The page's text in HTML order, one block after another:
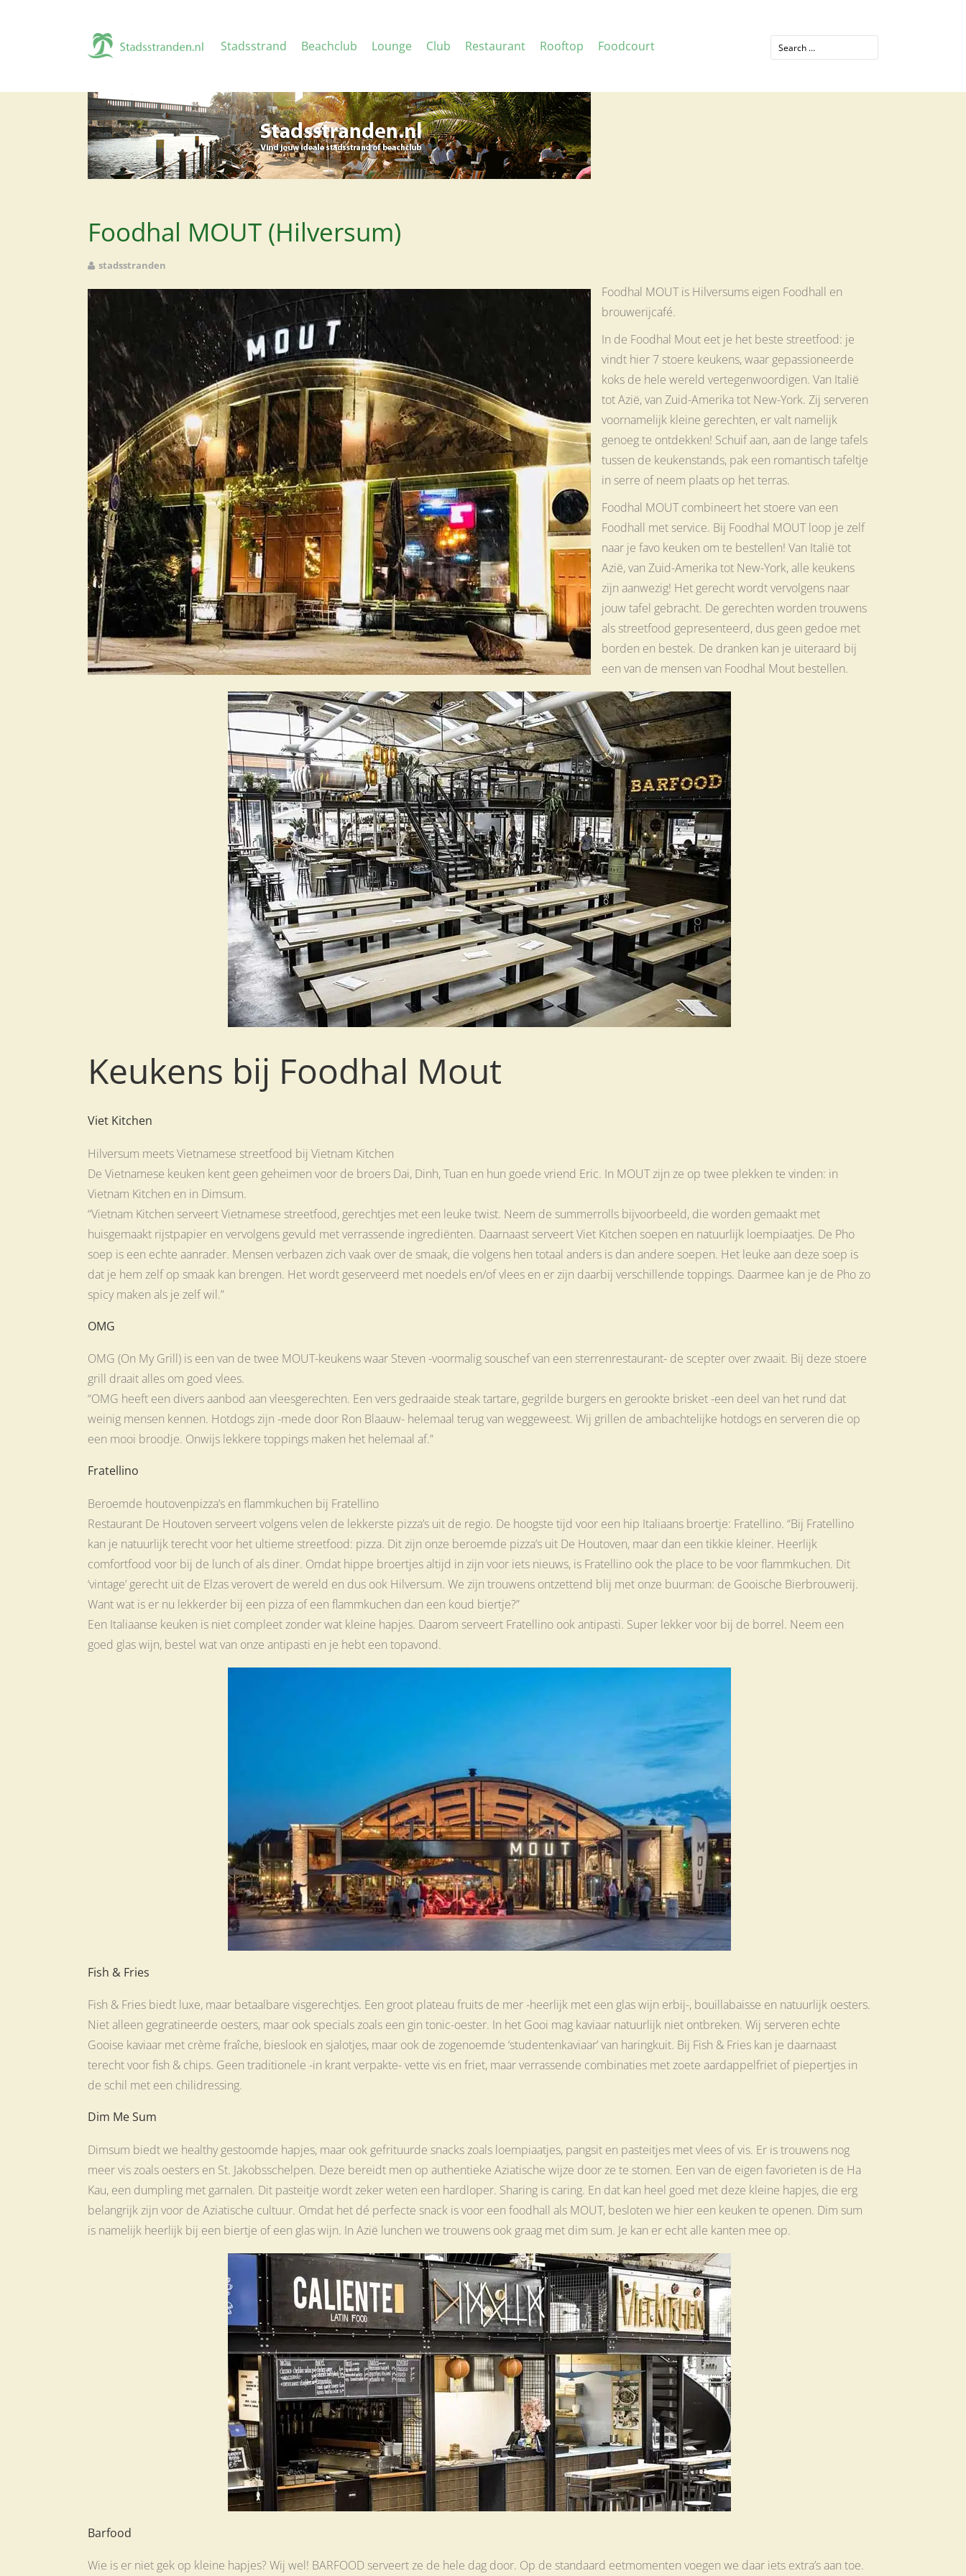
Stadsstrand Beachclub Lounge Club Restaurant Rooftop Foodcourt
Foodhal MOUT (Hilversum)
stadsstranden
Foodhal MOUT is Hilversums eigen Foodhall en
brouwerijcafé.
In de Foodhal Mout eet je het beste streetfood: je
vindt hier 7 stoere keukens, waar gepassioneerde
koks de hele wereld vertegenwoordigen. Van Italië
tot Azië, van Zuid-Amerika tot New-York. Zij serveren
voornamelijk kleine gerechten, er valt namelijk
genoeg te ontdekken! Schuif aan, aan de lange tafels
tussen de keukenstands, pak een romantisch tafeltje
in serre of neem plaats op het terras.
Foodhal MOUT combineert het stoere van een
Foodhall met service. Bij Foodhal MOUT loop je zelf
naar je favo keuken om te bestellen! Van Italië tot
Azië, van Zuid-Amerika tot New-York, alle keukens
zijn aanwezig! Het gerecht wordt vervolgens naar
jouw tafel gebracht. De gerechten worden trouwens
als streetfood gepresenteerd, dus geen gedoe met
borden en bestek. De dranken kan je uiteraard bij
een van de mensen van Foodhal Mout bestellen.
Keukens bij Foodhal Mout
Viet Kitchen
Hilversum meets Vietnamese streetfood bij Vietnam Kitchen
De Vietnamese keuken kent geen geheimen voor de broers Dai, Dinh, Tuan en hun goede vriend Eric. In MOUT zijn ze op twee plekken te vinden: in
Vietnam Kitchen en in Dimsum.
“Vietnam Kitchen serveert Vietnamese streetfood, gerechtjes met een leuke twist. Neem de summerrolls bijvoorbeeld, die worden gemaakt met
huisgemaakt rijstpapier en vervolgens gevuld met verrassende ingrediënten. Daarnaast serveert Viet Kitchen soepen en natuurlijk loempiaatjes. De Pho
soep is een echte aanrader. Mensen verbazen zich vaak over de smaak, die volgens hen totaal anders is dan andere soepen. Het leuke aan deze soep is
dat je hem zelf op smaak kan brengen. Het wordt geserveerd met noedels en/of vlees en er zijn daarbij verschillende toppings. Daarmee kan je de Pho zo
spicy maken als je zelf wil.”
OMG
OMG (On My Grill) is een van de twee MOUT-keukens waar Steven -voormalig souschef van een sterrenrestaurant- de scepter over zwaait. Bij deze stoere
grill draait alles om goed vlees.
“OMG heeft een divers aanbod aan vleesgerechten. Een vers gedraaide steak tartare, gegrilde burgers en gerookte brisket -een deel van het rund dat
weinig mensen kennen. Hotdogs zijn -mede door Ron Blaauw- helemaal terug van weggeweest. Wij grillen de ambachtelijke hotdogs en serveren die op
een mooi broodje. Onwijs lekkere toppings maken het helemaal af.”
Fratellino
Beroemde houtovenpizza’s en flammkuchen bij Fratellino
Restaurant De Houtoven serveert volgens velen de lekkerste pizza’s uit de regio. De hoogste tijd voor een hip Italiaans broertje: Fratellino. “Bij Fratellino
kan je natuurlijk terecht voor het ultieme streetfood: pizza. Dit zijn onze beroemde pizza’s uit De Houtoven, maar dan een tikkie kleiner. Heerlijk
comfortfood voor bij de lunch of als diner. Omdat hippe broertjes altijd in zijn voor iets nieuws, is Fratellino ook the place to be voor flammkuchen. Dit
‘vintage’ gerecht uit de Elzas verovert de wereld en dus ook Hilversum. We zijn trouwens ontzettend blij met onze buurman: de Gooische Bierbrouwerij.
Want wat is er nu lekkerder bij een pizza of een flammkuchen dan een koud biertje?”
Een Italiaanse keuken is niet compleet zonder wat kleine hapjes. Daarom serveert Fratellino ook antipasti. Super lekker voor bij de borrel. Neem een
goed glas wijn, bestel wat van onze antipasti en je hebt een topavond.
Fish & Fries
Fish & Fries biedt luxe, maar betaalbare visgerechtjes. Een groot plateau fruits de mer -heerlijk met een glas wijn erbij-, bouillabaisse en natuurlijk oesters.
Niet alleen gegratineerde oesters, maar ook specials zoals een gin tonic-oester. In het Gooi mag kaviaar natuurlijk niet ontbreken. Wij serveren echte
Gooise kaviaar met crème fraîche, bieslook en sjalotjes, maar ook de zogenoemde ‘studentenkaviaar’ van haringkuit. Bij Fish & Fries kan je daarnaast
terecht voor fish & chips. Geen traditionele -in krant verpakte- vette vis en friet, maar verrassende combinaties met zoete aardappelfriet of piepertjes in
de schil met een chilidressing.
Dim Me Sum
Dimsum biedt we healthy gestoomde hapjes, maar ook gefrituurde snacks zoals loempiaatjes, pangsit en pasteitjes met vlees of vis. Er is trouwens nog
meer vis zoals oesters en St. Jakobsschelpen. Deze bereidt men op authentieke Aziatische wijze door ze te stomen. Een van de eigen favorieten is de Ha
Kau, een dumpling met garnalen. Dit pasteitje wordt zeker weten een hardloper. Sharing is caring. En dat kan heel goed met deze kleine hapjes, die erg
belangrijk zijn voor de Aziatische cultuur. Omdat het dé perfecte snack is voor een foodhall als MOUT, besloten we hier een keuken te openen. Dim sum
is namelijk heerlijk bij een biertje of een glas wijn. In Azië lunchen we trouwens ook graag met dim sum. Je kan er echt alle kanten mee op.
Barfood
Wie is er niet gek op kleine hapjes? Wij wel! BARFOOD serveert ze de hele dag door. Op de standaard eetmomenten voegen we daar iets extra’s aan toe.